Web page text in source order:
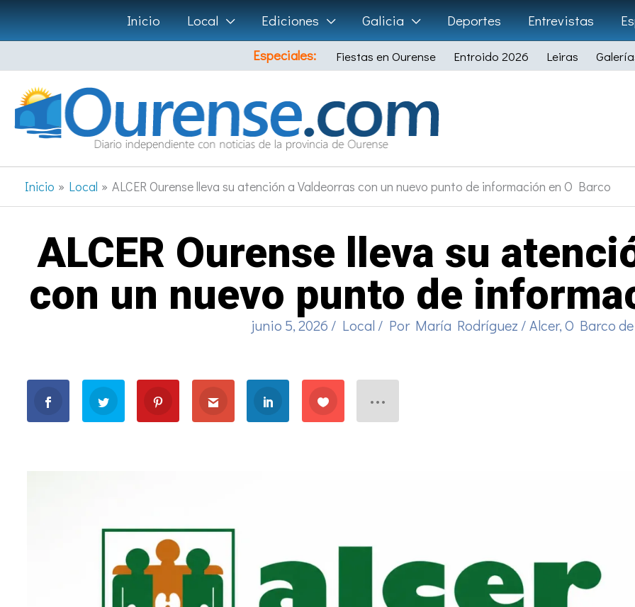
Ir
al
contenido
Inicio Local Ediciones Galicia Deportes Entrevistas
Especiales:
Fiestas en Ourense Entroido 2026 Leiras
Inicio Local ALCER Ourense lleva su atención a Valdeorras con un nuevo punto de información en O Barco
ALCER Ourense lleva su
con un nuevo punto de
junio 5, 2026 / Local / Por María Rodríguez /Alcer,O Barco